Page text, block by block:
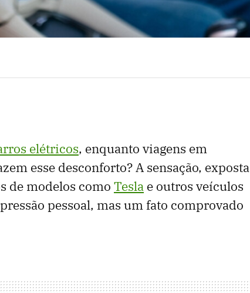
elétricos, enquanto viagens em
esse desconforto? A sensação, exposta
de modelos como Tesla e outros veículos
pessoal, mas um fato comprovado